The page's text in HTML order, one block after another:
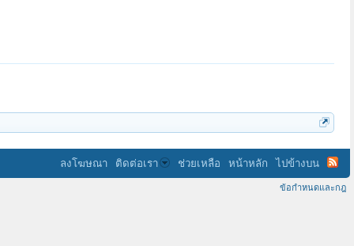
ลงโฆษณา ติดต่อเรา ช่วยเหลือ หน้าหลัก ไปข้างบน
ข้อกำหนดและกฎ